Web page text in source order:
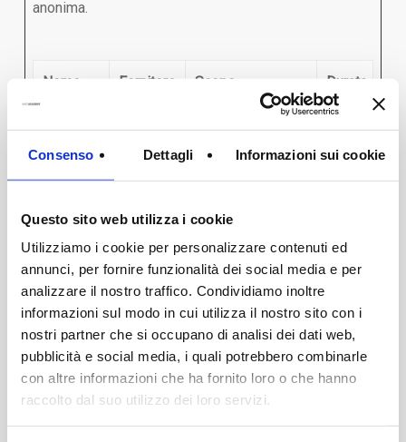
Consenso Dettagli Informazioni sui cookie
Questo sito web utilizza i cookie
Utilizziamo i cookie per personalizzare contenuti ed
annunci, per fornire funzionalità dei social media e per
analizzare il nostro traffico. Condividiamo inoltre
informazioni sul modo in cui utilizza il nostro sito con i
nostri partner che si occupano di analisi dei dati web,
pubblicità e social media, i quali potrebbero combinarle
con altre informazioni che ha fornito loro o che hanno
raccolto dal suo utilizzo dei loro servizi.
anonima.
Nome Fornitore Scopo
Durata
massima
di
Google Analytics
per raccogliere dati
che un utente ha
visitato il sito
internet, oltre che
le dati per la prima
visita e la visita più